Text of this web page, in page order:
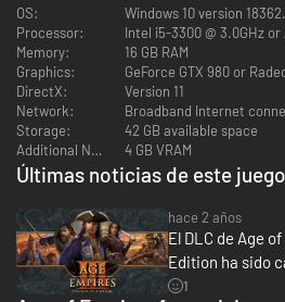
batalla histórica de Argel, junto con el
de El arte de la guerra para aprender y
Juega en línea con tus amigos o lucha en
aleatorios en partidas de escaramuza
decidas jugar, porque vas a disfrutar de los
sonora totalmente remasterizada y un
modernizado en esta tercera entrega de la
Empires.
OS:
Windows 10 version
Processor:
Intel i5-3300 @ 3.0GHz
Memory:
16 GB RAM
Graphics:
GeForce GTX 980 or
DirectX:
Version 11
Network:
Broadband Internet
Storage:
42 GB available space
Additional Notes:
4 GB VRAM
Últimas noticias de este juego
hace 2 años
El DLC de Age
Edition ha sido
1